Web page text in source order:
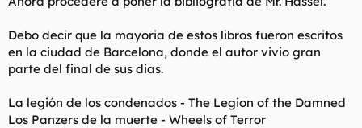
Debo decir que la mayoria de estos libros fueron escritos
en la ciudad de Barcelona, donde el autor vivio gran
parte del final de sus dias.
La legión de los condenados - The Legion of the Damned
Los Panzers de la muerte - Wheels of Terror